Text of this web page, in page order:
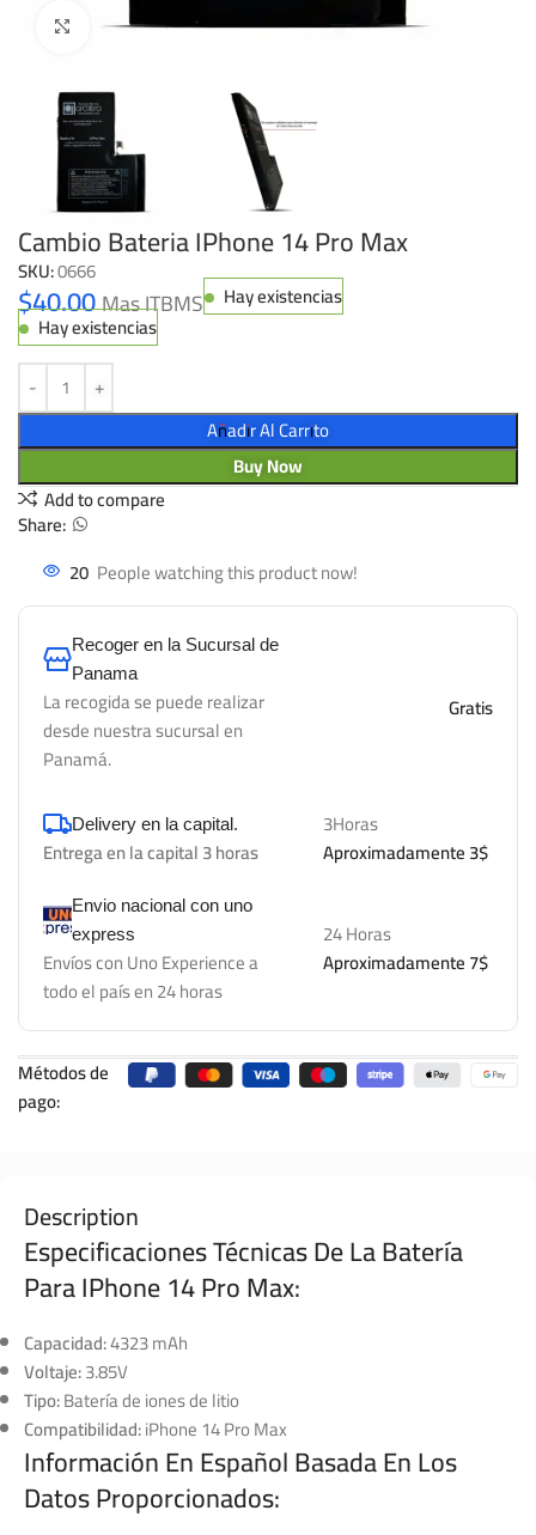
Click to enlarge
Cambio Bateria IPhone 14 Pro Max
SKU:0666
$40.00Mas ITBMS
Hay existencias
Hay existencias
Añadir Al Carrito
Buy Now
Add to compare
Share:
20 People watching this product now!
Recoger en la Sucursal de
Panama
La recogida se puede realizar
desde nuestra sucursal en
Panamá.
Gratis
Delivery en la capital.
Entrega en la capital 3 horas
3Horas
Aproximadamente 3$
Envio nacional con uno
express
Envíos con Uno Experience a
todo el país en 24 horas
24 Horas
Aproximadamente 7$
Métodos de
pago:
Description
Especificaciones Técnicas De La Batería
Para IPhone 14 Pro Max:
Capacidad:4323 mAh
Voltaje:3.85V
Tipo:Batería de iones de litio
Compatibilidad:iPhone 14 Pro Max
Información En Español Basada En Los
Datos Proporcionados: